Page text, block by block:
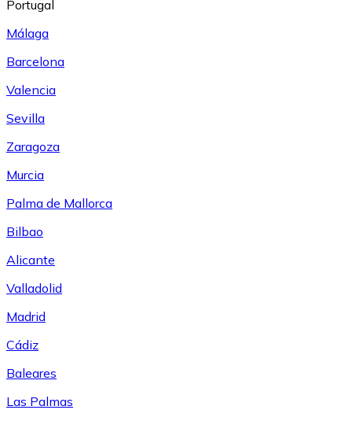
Portugal
Málaga
Barcelona
Valencia
Sevilla
Zaragoza
Murcia
Palma de Mallorca
Bilbao
Alicante
Valladolid
Madrid
Cádiz
Baleares
Las Palmas